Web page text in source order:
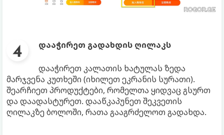
დააჭირეთ გადახდის ღილაკს
დააჭირეთ კალათის ხატულას ზედა
მარჯვენა კუთხეში (იხილეთ ეკრანის სურათი).
შეარჩიეთ პროდუქტები, რომელთა ყიდვაც გსურთ
და დაადასტურეთ. დააწკაპუნეთ შეკვეთის
ღილაკზე ბოლოში, რათა გააგრძელოთ გადახდა.